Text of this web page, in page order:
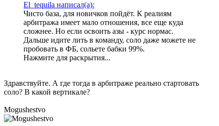
El_tequila написал(а):
Чисто база, для новичков пойдёт. К реалиям
арбитража имеет мало отношения, все еще куда
сложнее. Но если освоить азы - курс нормас.
Дальше идите лить в команду, соло даже можете не
пробовать в ФБ, сольете бабки 99%.
Нажмите для раскрытия...
Здравствуйте. А где тогда в арбитраже реально стартовать
соло? В какой вертикале?
Mogushestvo